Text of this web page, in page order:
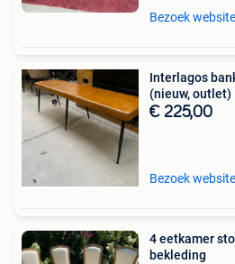
Bezoek website
Interlagos
(nieuw, outlet)
€ 225,00
Bezoek website
4 eetkamer
bekleding